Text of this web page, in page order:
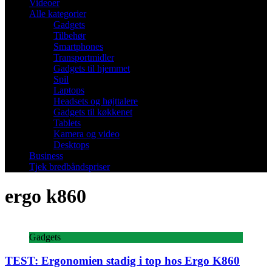
Videoer
Alle kategorier
Gadgets
Tilbehør
Smartphones
Transportmidler
Gadgets til hjemmet
Spil
Laptops
Headsets og højttalere
Gadgets til køkkenet
Tablets
Kamera og video
Desktops
Business
Tjek bredbåndspriser
ergo k860
Gadgets
TEST: Ergonomien stadig i top hos Ergo K860